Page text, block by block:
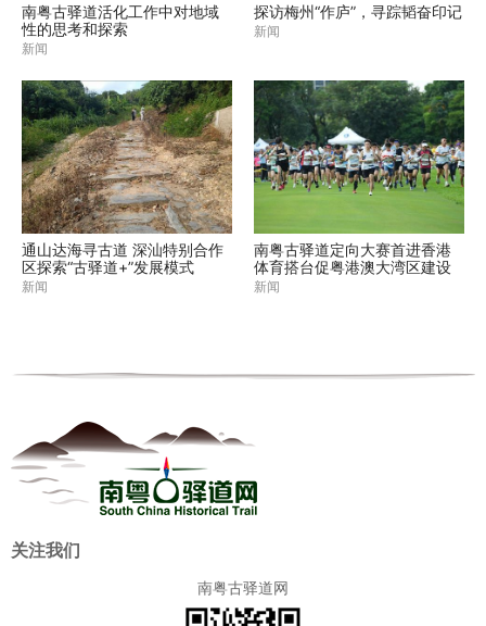
南粤古驿道活化工作中对地域
性的思考和探索
新闻
探访梅州“作庐”，寻踪韬奋印记
新闻
通山达海寻古道 深汕特别合作
区探索“古驿道+”发展模式
新闻
南粤古驿道定向大赛首进香港
体育搭台促粤港澳大湾区建设
新闻
关注我们
南粤古驿道网